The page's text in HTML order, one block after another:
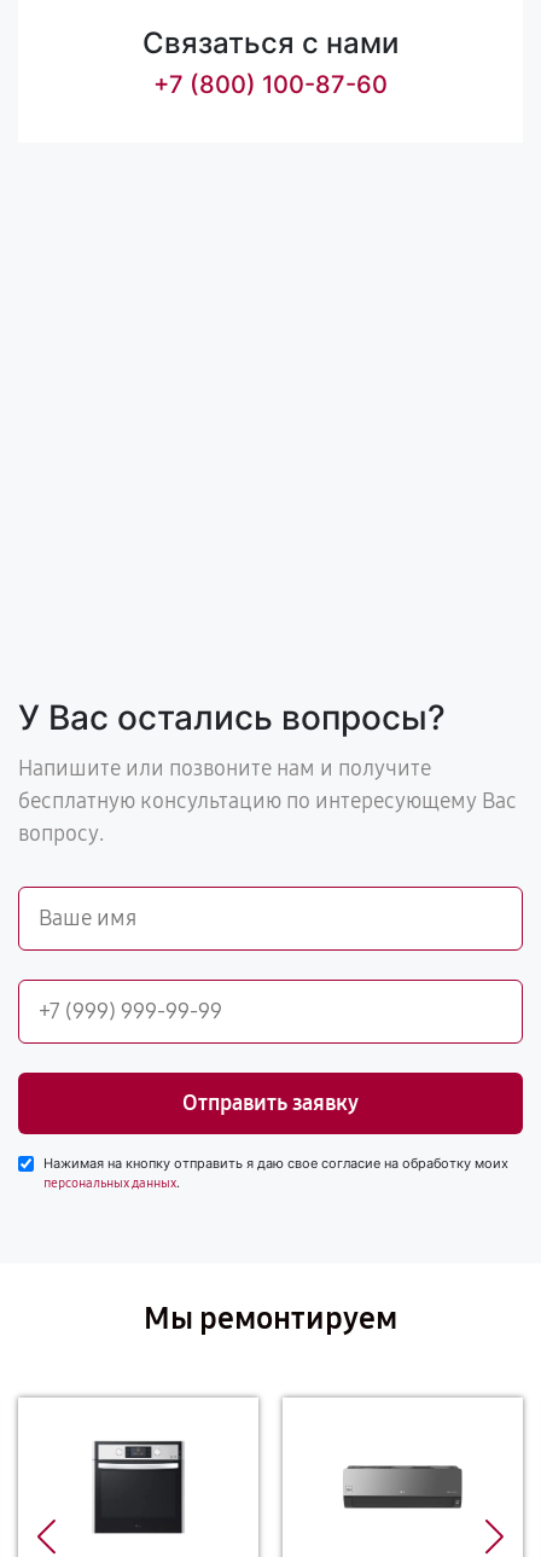
Связаться с нами
+7 (800) 100-87-60
У Вас остались вопросы?
Напишите или позвоните нам и получите
бесплатную консультацию по интересующему Вас
вопросу.
Отправить заявку
Нажимая на кнопку отправить я даю свое согласие на обработку моих
персональных данных.
Мы ремонтируем